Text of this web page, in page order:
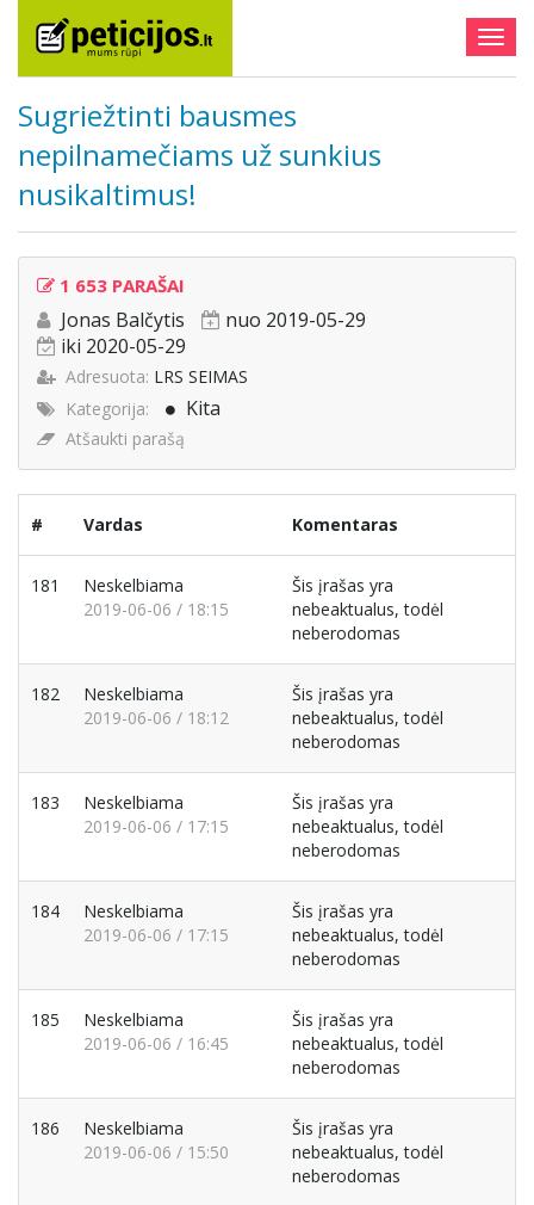
Sugriežtinti bausmes
nepilnamečiams už sunkius
nusikaltimus!
1 653 PARAŠAI
Jonas Balčytis
nuo 2019-05-29
iki 2020-05-29
Adresuota: LRS SEIMAS
Kategorija:
Kita
Atšaukti parašą
# Vardas Komentaras
181
Neskelbiama
2019-06-06 / 18:15
Šis įrašas yra
nebeaktualus, todėl
neberodomas
182
Neskelbiama
2019-06-06 / 18:12
Šis įrašas yra
nebeaktualus, todėl
neberodomas
183
Neskelbiama
2019-06-06 / 17:15
Šis įrašas yra
nebeaktualus, todėl
neberodomas
184
Neskelbiama
2019-06-06 / 17:15
Šis įrašas yra
nebeaktualus, todėl
neberodomas
185
Neskelbiama
2019-06-06 / 16:45
Šis įrašas yra
nebeaktualus, todėl
neberodomas
186
Neskelbiama
2019-06-06 / 15:50
Šis įrašas yra
nebeaktualus, todėl
neberodomas